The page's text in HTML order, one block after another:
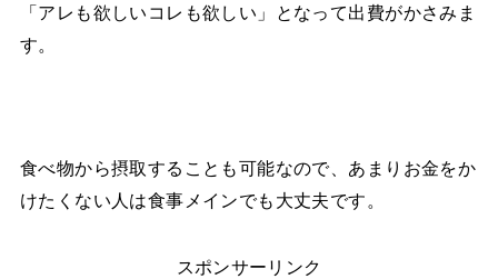
「アレも欲しいコレも欲しい」となって出費がかさみま
す。
食べ物から摂取することも可能なので、あまりお金をか
けたくない人は食事メインでも大丈夫です。
スポンサーリンク